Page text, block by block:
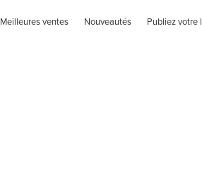
Meilleures ventes Nouveautés Publiez votre